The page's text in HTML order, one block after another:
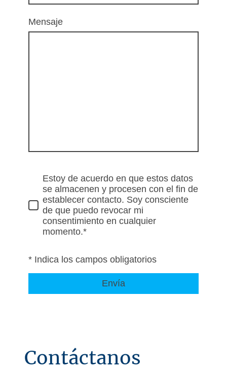
Mensaje
Estoy de acuerdo en que estos datos
se almacenen y procesen con el fin de
establecer contacto. Soy consciente
de que puedo revocar mi
consentimiento en cualquier
momento.*
* Indica los campos obligatorios
Envía
Contáctanos